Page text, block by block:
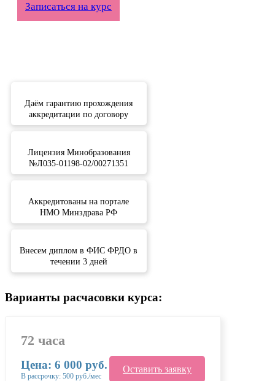
Записаться на курс
Даём гарантию прохождения
аккредитации по договору
Лицензия Минобразования
№Л035-01198-02/00271351
Аккредитованы на портале
НМО Минздрава РФ
Внесем диплом в ФИС ФРДО в
течении 3 дней
Варианты расчасовки курса:
72 часа
Цена: 6 000 руб.
В рассрочку: 500 руб./мес
Оставить заявку